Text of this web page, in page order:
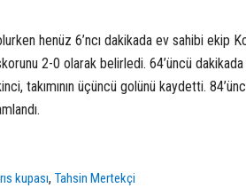
henüz 6’ncı dakikada ev sahibi ekip
2-0 olarak belirledi. 64’üncü dakikada
takımının üçüncü golünü kaydetti.
kupası,Tahsin Mertekçi